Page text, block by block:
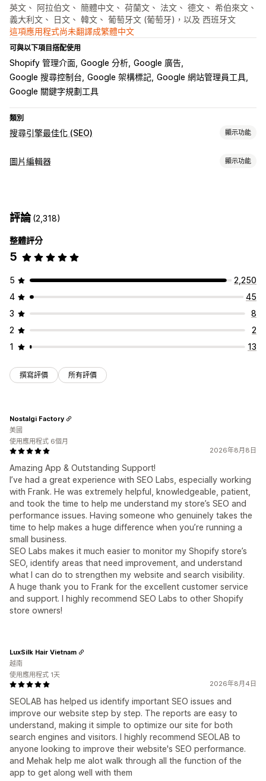
英文、 阿拉伯文、 簡體中文、 荷蘭文、 法文、 德文、 希伯來文、
義大利文、 日文、 韓文、 葡萄牙文 (葡萄牙)，以及 西班牙文
這項應用程式尚未翻譯成繁體中文
可與以下項目搭配使用
Shopify 管理介面 Google 分析 Google 廣告
Google 搜尋控制台 Google 架構標記 Google 網站管理員工具
Google 關鍵字規劃工具
類別
搜尋引擎最佳化 (SEO) 顯示功能
搜尋引擎最佳化 (SEO) 工具
圖片最佳化
速度最佳化
追蹤成效
搜尋引擎最佳化 (SEO) 分數
競爭者分析
測試
圖片編輯器 顯示功能
大量編輯
替代文字
評論(2,318)
整體評分
5
5
2,250
4
45
3
8
2
2
1
13
撰寫評價 所有評價
2026年8月8日
Amazing App & Outstanding Support!
I’ve had a great experience with SEO Labs, especially working
with Frank. He was extremely helpful, knowledgeable, patient,
and took the time to help me understand my store’s SEO and
performance issues. Having someone who genuinely takes the
time to help makes a huge difference when you’re running a
small business.
SEO Labs makes it much easier to monitor my Shopify store’s
SEO, identify areas that need improvement, and understand
what I can do to strengthen my website and search visibility.
A huge thank you to Frank for the excellent customer service
and support. I highly recommend SEO Labs to other Shopify
store owners!
Nostalgi Factory
美國
使用應用程式 6個月
2026年8月4日
SEOLAB has helped us identify important SEO issues and
improve our website step by step. The reports are easy to
understand, making it simple to optimize our site for both
search engines and visitors. I highly recommend SEOLAB to
anyone looking to improve their website's SEO performance.
and Mehak help me alot walk through all the function of the
app to get along well with them
LuxSilk Hair Vietnam
越南
使用應用程式 1天